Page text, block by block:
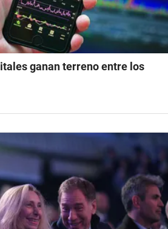
ganan terreno entre los